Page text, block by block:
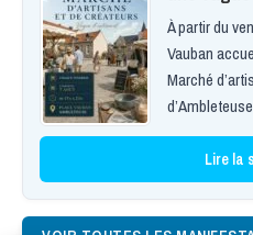
À partir du
Vauban
Marché
Lire la